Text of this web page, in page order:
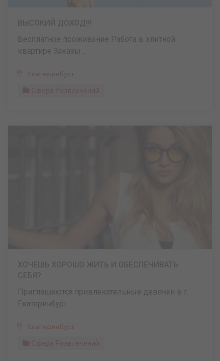
Бесплатное проживание Работа в элитной
квартире Заказы ...
Екатеринбург
Сфера Развлечений
Приглашаются привлекательные девочки в г.
Екатеринбург. ...
Екатеринбург
Сфера Развлечений